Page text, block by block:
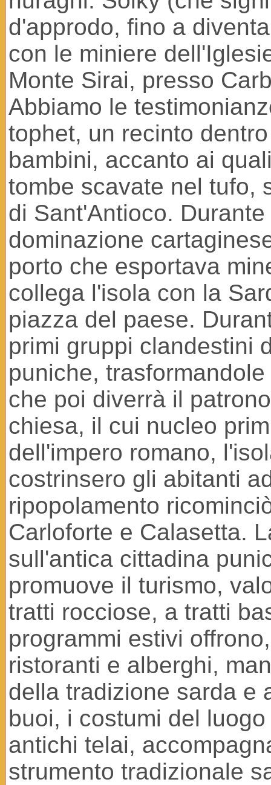
d'approdo, fino a
con le miniere
Monte Sirai, presso
Abbiamo le
tophet, un recinto
bambini, accanto ai
tombe scavate nel tufo,
di Sant'Antioco.
dominazione
porto che esportava
collega l'isola con la
piazza del paese.
primi gruppi clandestini
puniche,
che poi diverrà il
chiesa, il cui nucleo
dell'impero romano,
costrinsero gli abitanti
ripopolamento
Carloforte e Calasetta.
sull'antica cittadina
promuove il turismo,
tratti rocciose, a tratti
programmi estivi
ristoranti e alberghi,
della tradizione sarda e
buoi, i costumi del
antichi telai,
strumento tradizionale